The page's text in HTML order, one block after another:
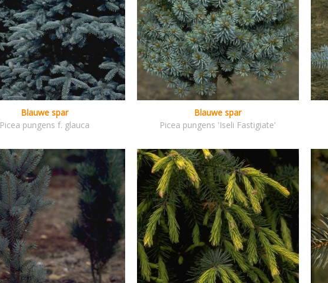
Blauwe spar
Picea pungens f. glauca
Blauwe spar
Picea pungens 'Iseli Fastigiate'